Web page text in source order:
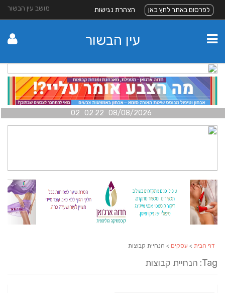
מושב עין הבשור לפרסום באתר לחץ כאן הצהרת נגישות
עין הבשור
08/08/2026 02:22 02
דף הבית > עסקים > הנחיית קבוצות
Tag: הנחיית קבוצות